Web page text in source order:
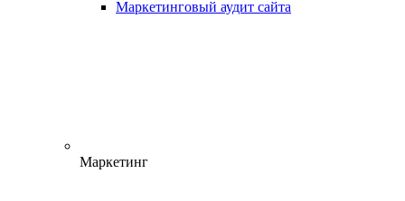
Маркетинговый аудит сайта
Маркетинг